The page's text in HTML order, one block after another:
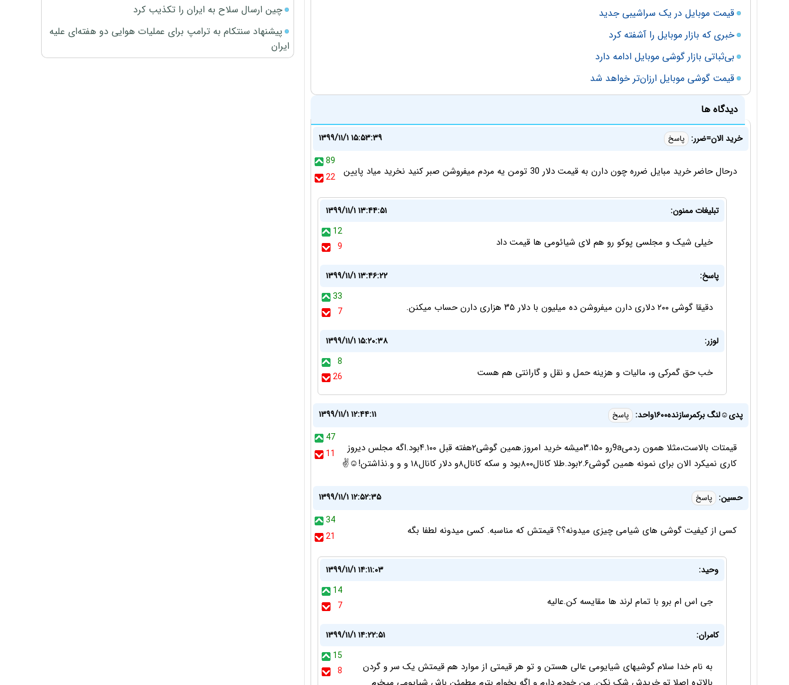
قیمت موبایل در یک سراشیبی جدید
خبری که بازار موبایل را آشفته کرد
بی‌ثباتی بازار گوشی موبایل ادامه دارد
قیمت گوشی موبایل ارزان‌تر خواهد شد
دیدگاه ها
خرید الان=ضرر: پاسخ
۱۳۹۹/۱۱/۱ ۱۵:۵۳:۳۹
89
22
درحال حاضر خرید مبایل ضرره چون دارن به قیمت دلار 30 تومن یه مردم میفروشن صبر کنید نخرید میاد پایین
تبلیغات ممنون:
۱۳۹۹/۱۱/۱ ۱۳:۴۴:۵۱
12
9
خیلی شیک و مجلسی پوکو رو هم لای شیائومی ها قیمت داد
پاسخ:
۱۳۹۹/۱۱/۱ ۱۳:۴۶:۲۲
33
7
دقیقا گوشی ۲۰۰ دلاری دارن میفروشن ده میلیون با دلار ۳۵ هزاری دارن حساب میکنن.
لوزر:
۱۳۹۹/۱۱/۱ ۱۵:۲۰:۳۸
8
26
خب حق گمرکی و، مالیات و هزینه حمل و نقل و گارانتی هم هست
پدی☺لنگ برکمرسازنده۱۶۰۰واحد: پاسخ
۱۳۹۹/۱۱/۱ ۱۲:۴۴:۱۱
47
11
قیمتات بالاست،مثلا همون ردمی9aرو ۳.۱۵۰میشه خرید امروز.همین گوشی۲هفته قبل ۴.۱۰۰بود.اگه مجلس دیروز
کاری نمیکرد الان برای نمونه همین گوشی۲.۶بود.طلا کانال۸۰۰بود و سکه کانال۸و دلار کانال۱۸ و و و.نذاشتن!☺✌
حسین: پاسخ
۱۳۹۹/۱۱/۱ ۱۲:۵۲:۳۵
34
21
کسی از کیفیت گوشی های شیامی چیزی میدونه؟؟ قیمتش که مناسبه. کسی میدونه لطفا بگه
وحید:
۱۳۹۹/۱۱/۱ ۱۴:۱۱:۰۳
14
7
جی اس ام برو با تمام لرند ها مقایسه کن.عالیه
کامران:
۱۳۹۹/۱۱/۱ ۱۴:۲۲:۵۱
15
8
به نام خدا سلام گوشیهای شیایومی عالی هستن و تو هر قیمتی از موارد هم قیمتش یک سر و گردن
چین ارسال سلاح به ایران را تکذیب کرد
پیشنهاد سنتکام به ترامپ برای عملیات هوایی دو هفته‌ای علیه
ایران